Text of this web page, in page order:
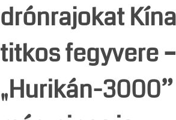
drónrajokat Kína
titkos fegyvere
„Hurikán-3000”